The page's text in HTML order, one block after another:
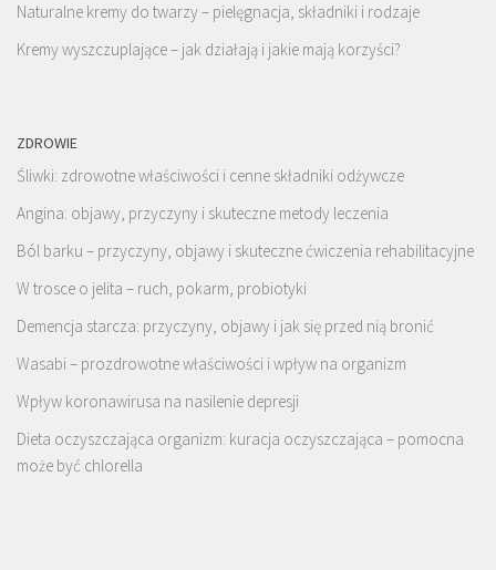
Naturalne kremy do twarzy – pielęgnacja, składniki i rodzaje
Kremy wyszczuplające – jak działają i jakie mają korzyści?
ZDROWIE
Śliwki: zdrowotne właściwości i cenne składniki odżywcze
Angina: objawy, przyczyny i skuteczne metody leczenia
Ból barku – przyczyny, objawy i skuteczne ćwiczenia rehabilitacyjne
W trosce o jelita – ruch, pokarm, probiotyki
Demencja starcza: przyczyny, objawy i jak się przed nią bronić
Wasabi – prozdrowotne właściwości i wpływ na organizm
Wpływ koronawirusa na nasilenie depresji
Dieta oczyszczająca organizm: kuracja oczyszczająca – pomocna
może być chlorella